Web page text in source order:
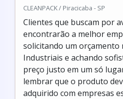
CLEANPACK / Piracicaba - SP
Clientes que buscam por
encontrarão a melhor
solicitando um orçamento
Industriais e achando
preço justo em um só
lembrar que o produto
adquirido com empresas